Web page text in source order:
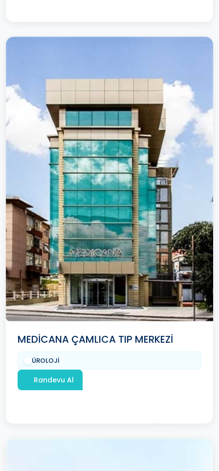
MEDİCANA ÇAMLICA TIP MERKEZİ
ÜROLOJİ
Randevu Al